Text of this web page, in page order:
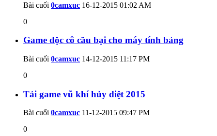
Bài cuối 0camxuc 16-12-2015 01:02 AM
0
Game độc cô cầu bại cho máy tính bảng
Bài cuối 0camxuc 14-12-2015 11:17 PM
0
Tải game vũ khí hủy diệt 2015
Bài cuối 0camxuc 11-12-2015 09:47 PM
0